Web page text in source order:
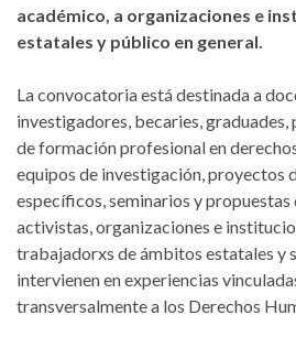
académico, a organizaciones e
estatales y público en general.
La convocatoria está destinada a
investigadores, becaries,
de formación profesional en
equipos de investigación, proyectos
específicos, seminarios y propuestas
activistas, organizaciones e
trabajadorxs de ámbitos estatales y
intervienen en experiencias
transversalmente a los Derechos